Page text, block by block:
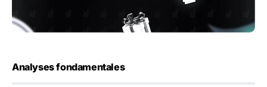
Analyses fondamentales